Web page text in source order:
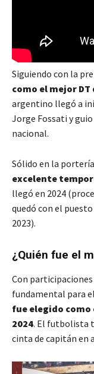
Siguiendo con la
como el mejor
argentino llegó a
Jorge Fossati y
nacional.
Sólido en la
excelente
llegó en 2024
quedó con el
2023).
¿Quién fue el
Con participaciones
fundamental para
fue elegido
2024. El futbolista
cinta de capitán en